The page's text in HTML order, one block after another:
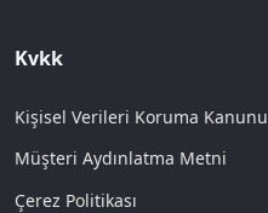
Kvkk
Kişisel Verileri Koruma Kanunu
Müşteri Aydınlatma Metni
Çerez Politikası